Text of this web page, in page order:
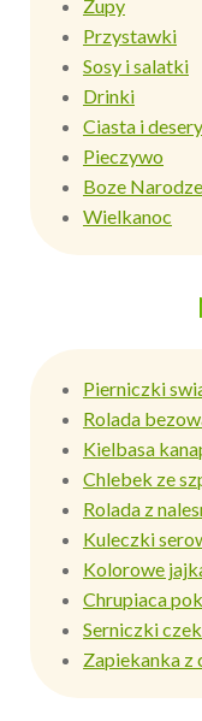
Zupy
Przystawki
Sosy i salatki
Drinki
Ciasta i desery
Pieczywo
Boze
Wielkanoc
Pierniczki
Rolada
Kielbasa
Chlebek ze
Rolada z
Kuleczki
Kolorowe
Chrupiaca
Serniczki
Zapiekanka z